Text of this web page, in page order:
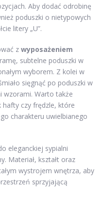
Aby dodać odrobinę
poduszki o nietypowych
litery „U”.
z wyposażeniem
subtelne poduszki w
wyborem. Z kolei w
sięgnąć po poduszki w
wzorami. Warto także
hafty czy frędzle, które
charakteru uwielbianego
eleganckiej sypialni
Materiał, kształt oraz
wystrojem wnętrza, aby
sprzyjającą